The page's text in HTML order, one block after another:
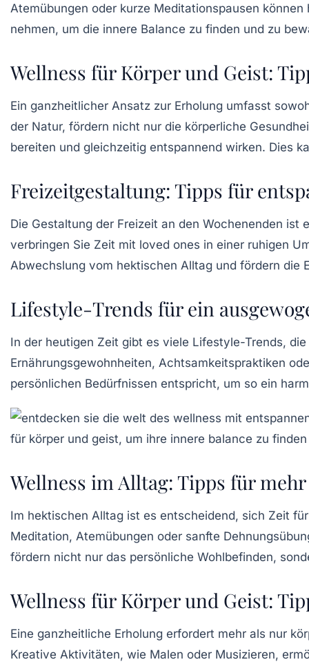
Atemübungen oder kurze Meditationspausen
nehmen, um die innere Balance zu finden und zu
Wellness für Körper und Geist:
Ein ganzheitlicher Ansatz zur Erholung umfasst
der Natur, fördern nicht nur die körperliche
bereiten und gleichzeitig entspannend wirken. Dies
Freizeitgestaltung: Tipps für
Die Gestaltung der Freizeit an den Wochenenden ist
verbringen Sie Zeit mit loved ones in einer ruhigen
Abwechslung vom hektischen Alltag und fördern die
Lifestyle-Trends für ein
In der heutigen Zeit gibt es viele Lifestyle-Trends,
Ernährungsgewohnheiten, Achtsamkeitspraktiken
persönlichen Bedürfnissen entspricht, um so ein
Wellness im Alltag: Tipps für
Im hektischen Alltag ist es entscheidend, sich Zeit
Meditation, Atemübungen oder sanfte
fördern nicht nur das persönliche Wohlbefinden,
Wellness für Körper und Geist:
Eine ganzheitliche Erholung erfordert mehr als nur
Kreative Aktivitäten, wie Malen oder Musizieren,